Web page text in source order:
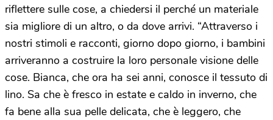
riflettere sulle cose, a chiedersi il perché un materiale
sia migliore di un altro, o da dove arrivi. “Attraverso i
nostri stimoli e racconti, giorno dopo giorno, i bambini
arriveranno a costruire la loro personale visione delle
cose. Bianca, che ora ha sei anni, conosce il tessuto di
lino. Sa che è fresco in estate e caldo in inverno, che
fa bene alla sua pelle delicata, che è leggero, che